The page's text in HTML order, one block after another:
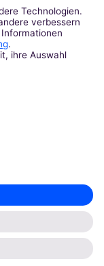
Erlebnis bieten.
Funktionieren
Zustimmung
Technologien, die
Youtube, Audios
...) oder zu
möchten.
Einstellungen
der Seite zur
die Möglichkeit